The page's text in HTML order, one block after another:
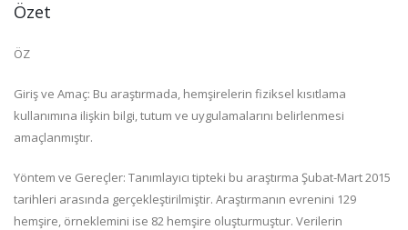
Özet
ÖZ
Giriş ve Amaç: Bu araştırmada, hemşirelerin fiziksel kısıtlama
kullanımına ilişkin bilgi, tutum ve uygulamalarını belirlenmesi
amaçlanmıştır.
Yöntem ve Gereçler: Tanımlayıcı tipteki bu araştırma Şubat-Mart 2015
tarihleri arasında gerçekleştirilmiştir. Araştırmanın evrenini 129
hemşire, örneklemini ise 82 hemşire oluşturmuştur. Verilerin